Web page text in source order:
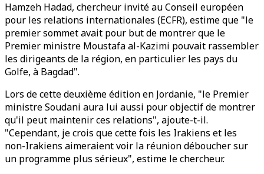
Hamzeh Hadad, chercheur invité au Conseil européen
pour les relations internationales (ECFR), estime que "le
premier sommet avait pour but de montrer que le
Premier ministre Moustafa al-Kazimi pouvait rassembler
les dirigeants de la région, en particulier les pays du
Golfe, à Bagdad".
Lors de cette deuxième édition en Jordanie, "le Premier
ministre Soudani aura lui aussi pour objectif de montrer
qu'il peut maintenir ces relations", ajoute-t-il.
"Cependant, je crois que cette fois les Irakiens et les
non-Irakiens aimeraient voir la réunion déboucher sur
un programme plus sérieux", estime le chercheur.